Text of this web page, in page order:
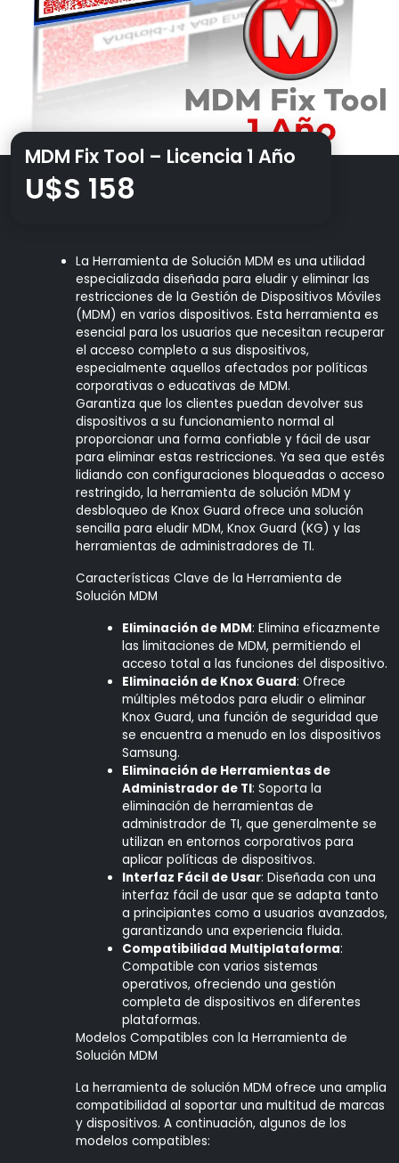
MDM Fix Tool – Licencia 1 Año
U$S 158
La Herramienta de Solución MDM es una utilidad
especializada diseñada para eludir y eliminar las
restricciones de la Gestión de Dispositivos Móviles
(MDM) en varios dispositivos. Esta herramienta es
esencial para los usuarios que necesitan recuperar
el acceso completo a sus dispositivos,
especialmente aquellos afectados por políticas
corporativas o educativas de MDM.
Garantiza que los clientes puedan devolver sus
dispositivos a su funcionamiento normal al
proporcionar una forma confiable y fácil de usar
para eliminar estas restricciones. Ya sea que estés
lidiando con configuraciones bloqueadas o acceso
restringido, la herramienta de solución MDM y
desbloqueo de Knox Guard ofrece una solución
sencilla para eludir MDM, Knox Guard (KG) y las
herramientas de administradores de TI.
Características Clave de la Herramienta de
Solución MDM
Eliminación de MDM: Elimina eficazmente
las limitaciones de MDM, permitiendo el
acceso total a las funciones del dispositivo.
Eliminación de Knox Guard: Ofrece
múltiples métodos para eludir o eliminar
Knox Guard, una función de seguridad que
se encuentra a menudo en los dispositivos
Samsung.
Eliminación de Herramientas de
Administrador de TI: Soporta la
eliminación de herramientas de
administrador de TI, que generalmente se
utilizan en entornos corporativos para
aplicar políticas de dispositivos.
Interfaz Fácil de Usar: Diseñada con una
interfaz fácil de usar que se adapta tanto
a principiantes como a usuarios avanzados,
garantizando una experiencia fluida.
Compatibilidad Multiplataforma:
Compatible con varios sistemas
operativos, ofreciendo una gestión
completa de dispositivos en diferentes
plataformas.
Modelos Compatibles con la Herramienta de
Solución MDM
La herramienta de solución MDM ofrece una amplia
compatibilidad al soportar una multitud de marcas
y dispositivos. A continuación, algunos de los
modelos compatibles: